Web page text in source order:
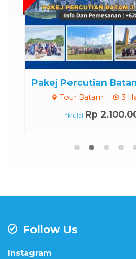
Pakej Percutian
Tour Batam 3
*Mulai Rp
Follow Us
Instagram